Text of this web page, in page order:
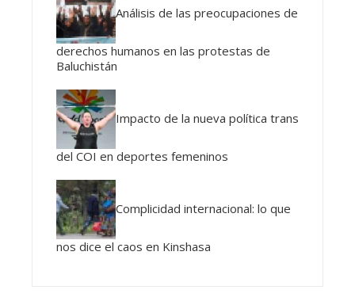
Análisis de las preocupaciones de
derechos humanos en las protestas de
Baluchistán
Impacto de la nueva política trans
del COI en deportes femeninos
Complicidad internacional: lo que
nos dice el caos en Kinshasa